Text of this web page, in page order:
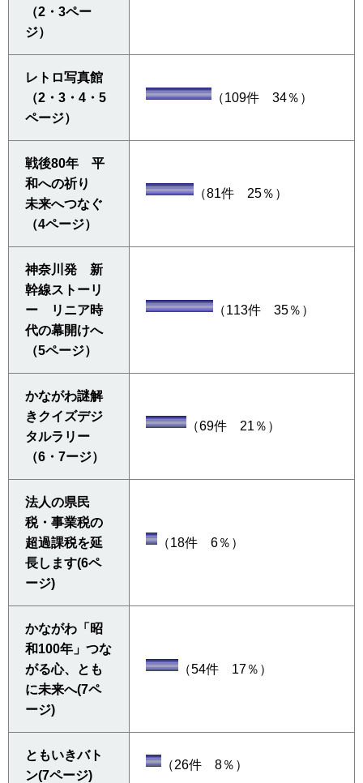
（2・3ペー
ジ）
レトロ写真館
（2・3・4・5
ページ）
（109件 34％）
戦後80年 平
和への祈り
未来へつなぐ
（4ページ）
（81件 25％）
神奈川発 新
幹線ストーリ
ー リニア時
代の幕開けへ
（5ページ）
（113件 35％）
かながわ謎解
きクイズデジ
タルラリー
（6・7ージ）
（69件 21％）
法人の県民
税・事業税の
超過課税を延
長します(6ペ
ージ)
（18件 6％）
かながわ「昭
和100年」つな
がる心、とも
に未来へ(7ペ
ージ)
（54件 17％）
ともいきバト
ン(7ページ)
（26件 8％）